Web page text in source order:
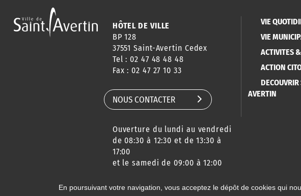
HÔTEL DE VILLE
BP 128
37551 Saint-Avertin Cedex
Tel : 02 47 48 48 48
Fax : 02 47 27 10 33
NOUS CONTACTER
Ouverture du lundi au vendredi
de 08:30 à 12:30 et de 13:30 à
17:00
et le samedi de 09:00 à 12:00
VIE
VIE
ACTIVITES
ACTION
AVERTIN
En poursuivant votre navigation, vous acceptez le dépôt de cookies qui